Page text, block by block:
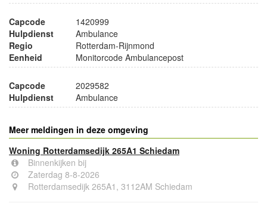
Capcode
1420999
Hulpdienst
Ambulance
Regio
Rotterdam-Rijnmond
Eenheid
Monitorcode Ambulancepost
Capcode
2029582
Hulpdienst
Ambulance
Meer meldingen in deze omgeving
Woning Rotterdamsedijk 265A1 Schiedam
Binnenkijken bij
Zaterdag 8-8-2026
Rotterdamsedijk 265A1, 3112AM Schiedam